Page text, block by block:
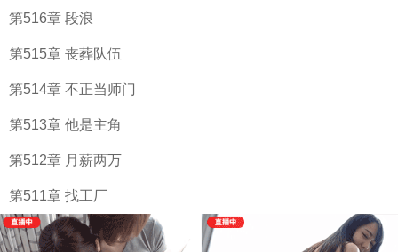
第516章 段浪
第515章 丧葬队伍
第514章 不正当师门
第513章 他是主角
第512章 月薪两万
第511章 找工厂